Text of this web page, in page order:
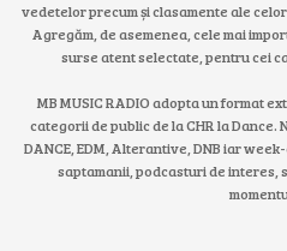
vedetelor precum și clasamente ale
Agregăm, de asemenea, cele mai
surse atent selectate, pentru cei
MB MUSIC RADIO adopta un format
categorii de public de la CHR la
DANCE, EDM, Alterantive, DNB iar
saptamanii, podcasturi de interes,